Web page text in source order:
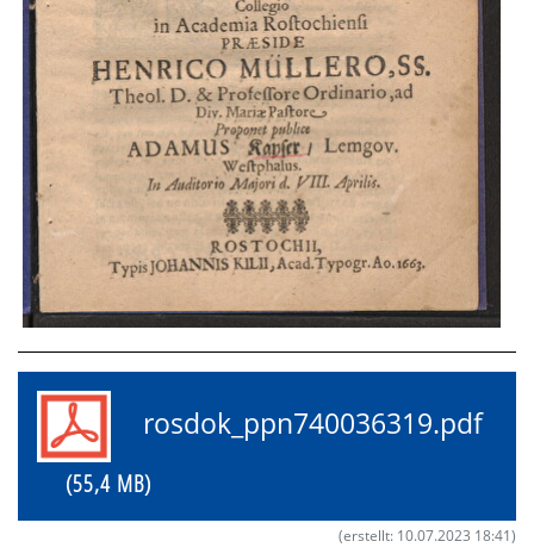
rosdok_ppn740036319.pdf
(55,4 MB)
(erstellt: 10.07.2023 18:41)